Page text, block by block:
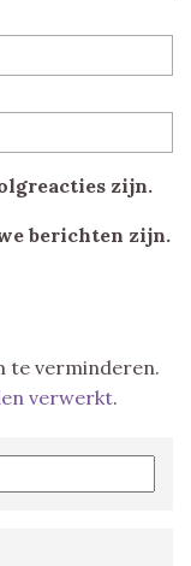
zijn.
berichten zijn.
te verminderen.
verwerkt.